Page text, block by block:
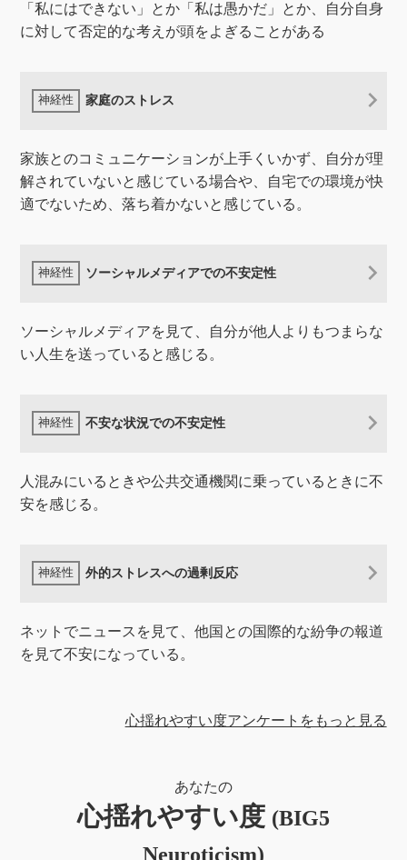
「私にはできない」とか「私は愚かだ」とか、自分自身
に対して否定的な考えが頭をよぎることがある
家庭のストレス
家族とのコミュニケーションが上手くいかず、自分が理
解されていないと感じている場合や、自宅での環境が快
適でないため、落ち着かないと感じている。
ソーシャルメディアでの不安定性
ソーシャルメディアを見て、自分が他人よりもつまらな
い人生を送っていると感じる。
不安な状況での不安定性
人混みにいるときや公共交通機関に乗っているときに不
安を感じる。
外的ストレスへの過剰反応
ネットでニュースを見て、他国との国際的な紛争の報道
を見て不安になっている。
心揺れやすい度アンケートをもっと見る
あなたの
心揺れやすい度 (BIG5
Neuroticism)